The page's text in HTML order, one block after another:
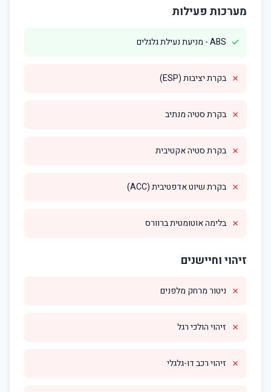
מערכות פעילות
✓ ABS - מניעת נעילת גלגלים
✗ בקרת יציבות (ESP)
✗ בקרת סטיה מנתיב
✗ בקרת סטיה אקטיבית
✗ בקרת שיוט אדפטיבית (ACC)
✗ בלימה אוטומטית ברוורס
זיהוי וחיישנים
✗ ניטור מרחק מלפנים
✗ זיהוי הולכי רגל
✗ זיהוי רכב דו-גלגלי